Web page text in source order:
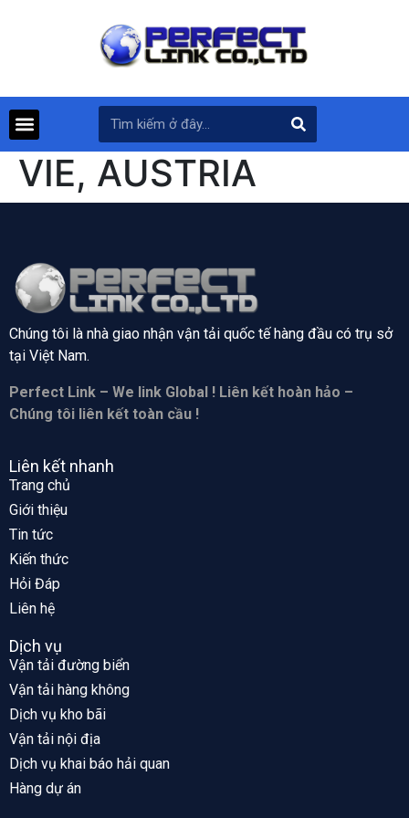
VIE, AUSTRIA
Chúng tôi là nhà giao nhận vận tải quốc tế hàng đầu có trụ sở
tại Việt Nam.
Perfect Link – We link Global ! Liên kết hoàn hảo –
Chúng tôi liên kết toàn cầu !
Liên kết nhanh
Trang chủ
Giới thiệu
Tin tức
Kiến thức
Hỏi Đáp
Liên hệ
Dịch vụ
Vận tải đường biển
Vận tải hàng không
Dịch vụ kho bãi
Vận tải nội địa
Dịch vụ khai báo hải quan
Hàng dự án